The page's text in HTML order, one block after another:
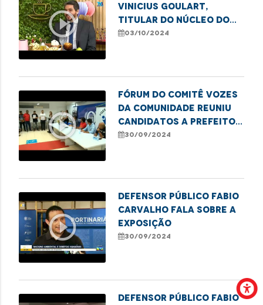
play_circle_outline
Vinicius Goulart,
titular do Núcleo do
Idoso, fala sobre
03/10/2024
play_circle_outline
Fórum do Comitê Vozes
da Comunidade reuniu
candidatos a Prefeito
para debate,
30/09/2024
play_circle_outline
Defensor público Fabio
Carvalho fala sobre a
exposição
30/09/2024
Defensor público Fabio